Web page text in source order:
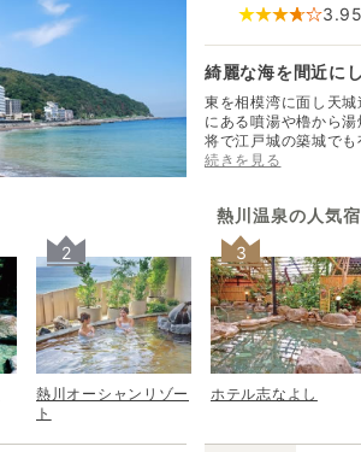
綺麗な海を間近に
東を相模湾に面し天
にある噴湯や櫓から湯煙
将で江戸城の築城で
を見て発見したこと
立ち並びどこか南国
続きを見る
熱川温泉の人気宿
2
熱川オーシャンリゾー
ト
3
ホテル志なよし